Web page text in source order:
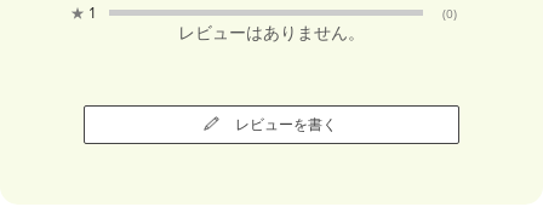
★ 1 (0)
レビューはありません。
レビューを書く